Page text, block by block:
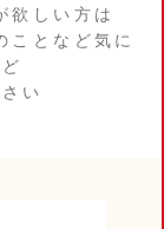
欲しい方は
ことなど気に
い